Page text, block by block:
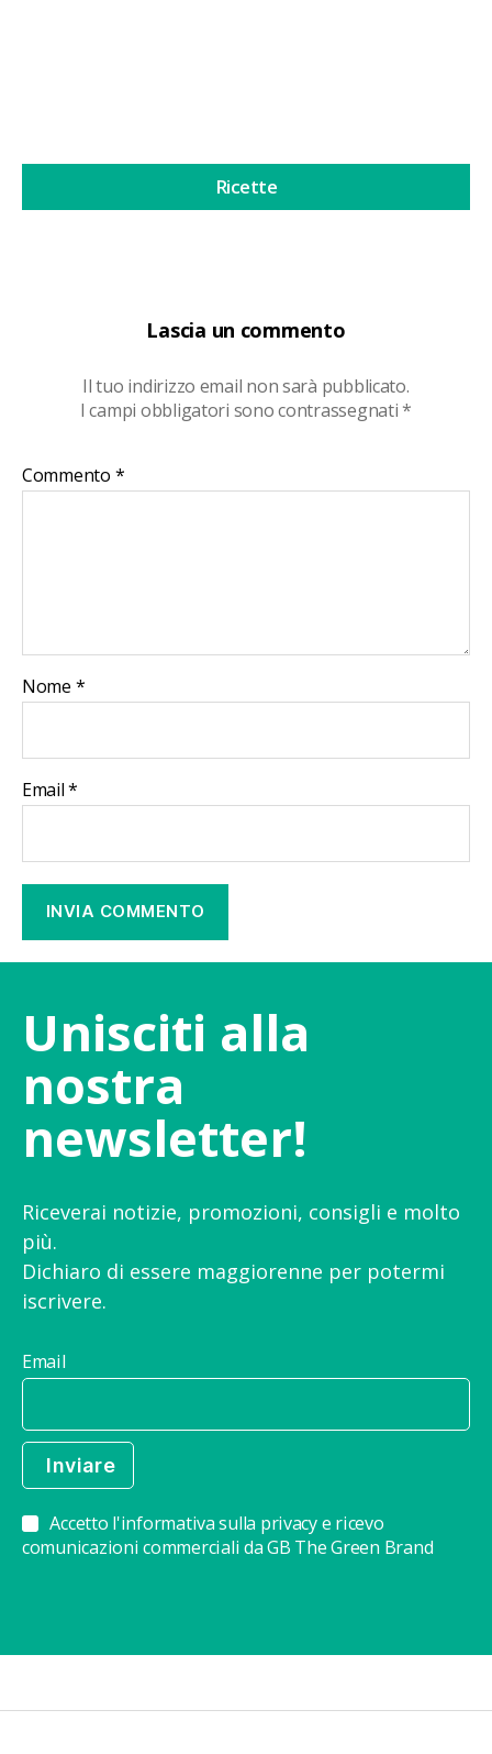
Lascia un commento
Il tuo indirizzo email non sarà pubblicato.
I campi obbligatori sono contrassegnati*
Commento *
Nome *
Email*
Ricette
Unisciti alla
nostra
newsletter!
Riceverai notizie, promozioni, consigli e molto
più.
Dichiaro di essere maggiorenne per potermi
iscrivere.
Email
Accetto l'informativa sulla privacy e ricevo
comunicazioni commerciali da GB The Green Brand